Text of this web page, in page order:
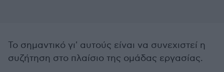
Το σημαντικό γι' αυτούς είναι να συνεχιστεί η
συζήτηση στο πλαίσιο της ομάδας εργασίας.